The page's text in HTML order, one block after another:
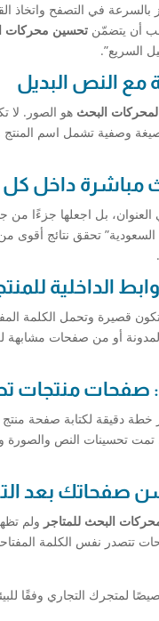
بالسرعة في التصفح واتخاذ
أن يتضمّنتحسين محركات
السريع”.
النص البديل
لمحركات البحث هو الصور. لا
بصيغة وصفية تشمل اسم
داخل كل
تحقق نتائج أقوى
الداخلية
قصيرة وتحمل الكلمة
أو من صفحات مشابهة
صفحات منتجات
خطة دقيقة لكتابة صفحة
صفحاتك بعد
البحث للمتاجر ولم تظهر النتائج خلال 4
تتصدر نفس الكلمة
لمتجرك التجاري وفقًا